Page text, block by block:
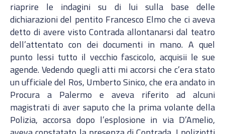
riaprire le indagini su di lui sulla base delle
dichiarazioni del pentito Francesco Elmo che ci aveva
detto di avere visto Contrada allontanarsi dal teatro
dell’attentato con dei documenti in mano. A quel
punto lessi tutto il vecchio fascicolo, acquisii le sue
agende. Vedendo quegli atti mi accorsi che c’era stato
un ufficiale del Ros, Umberto Sinico, che era andato in
Procura a Palermo e aveva riferito ad alcuni
magistrati di aver saputo che la prima volante della
Polizia, accorsa dopo l’esplosione in via D’Amelio,